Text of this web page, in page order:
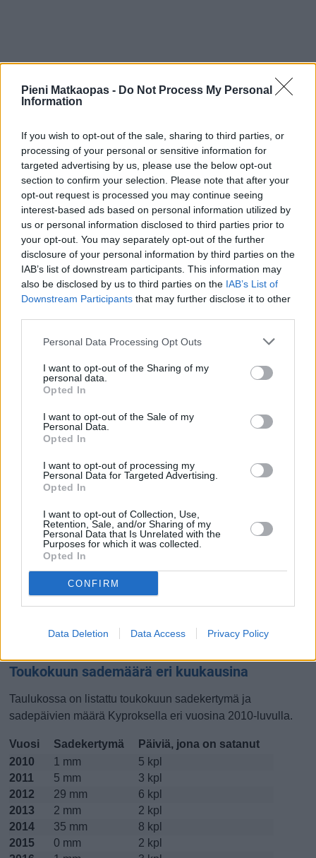
Pieni Matkaopas - Do Not Process My Personal
Information
If you wish to opt-out of the sale, sharing to third parties, or
processing of your personal or sensitive information for
targeted advertising by us, please use the below opt-out
section to confirm your selection. Please note that after your
opt-out request is processed you may continue seeing
interest-based ads based on personal information utilized by
us or personal information disclosed to third parties prior to
your opt-out. You may separately opt-out of the further
disclosure of your personal information by third parties on the
IAB’s list of downstream participants. This information may
also be disclosed by us to third parties on the IAB’s List of
Downstream Participants that may further disclose it to other
Personal Data Processing Opt Outs
I want to opt-out of the Sharing of my
personal data.
Opted In
I want to opt-out of the Sale of my
Personal Data.
Opted In
I want to opt-out of processing my
Personal Data for Targeted Advertising.
Opted In
I want to opt-out of Collection, Use,
Retention, Sale, and/or Sharing of my
Personal Data that Is Unrelated with the
Purposes for which it was collected.
Opted In
CONFIRM
Data Deletion Data Access Privacy Policy
Sadepäivien määärä toukokuussa
aikaisempina vuosina
3 kpl
6 kpl
5 kpl
Entä muut kuukaudet? Miten paljon
Tammikuussa Helmikuussa Maaliskuussa
Huhtikuussa Toukokuussa
Heinäkuussa Elokuussa Syyskuussa
Lokakuussa
Kiinnostavatko lämpötilat?
lämmintä Kyproksella on ollut toukokuussa
Toukokuun sademäärä eri kuukausina
Taulukossa on listattu toukokuun sadekertymä ja
sadepäivien määrä Kyproksella eri vuosina 2010-luvulla.
Vuosi Sadekertymä
Päiviä, jona on satanut
2010
1 mm
5 kpl
2011
5 mm
3 kpl
2012
29 mm
6 kpl
2013
2 mm
2 kpl
2014
35 mm
8 kpl
2015
0 mm
2 kpl